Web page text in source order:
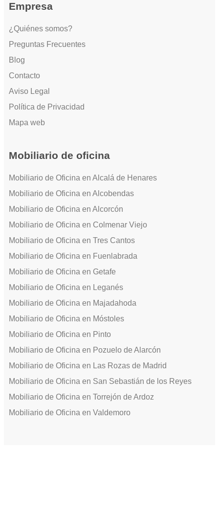
Empresa
¿Quiénes somos?
Preguntas Frecuentes
Blog
Contacto
Aviso Legal
Política de Privacidad
Mapa web
Mobiliario de oficina
Mobiliario de Oficina en Alcalá de Henares
Mobiliario de Oficina en Alcobendas
Mobiliario de Oficina en Alcorcón
Mobiliario de Oficina en Colmenar Viejo
Mobiliario de Oficina en Tres Cantos
Mobiliario de Oficina en Fuenlabrada
Mobiliario de Oficina en Getafe
Mobiliario de Oficina en Leganés
Mobiliario de Oficina en Majadahoda
Mobiliario de Oficina en Móstoles
Mobiliario de Oficina en Pinto
Mobiliario de Oficina en Pozuelo de Alarcón
Mobiliario de Oficina en Las Rozas de Madrid
Mobiliario de Oficina en San Sebastián de los Reyes
Mobiliario de Oficina en Torrejón de Ardoz
Mobiliario de Oficina en Valdemoro